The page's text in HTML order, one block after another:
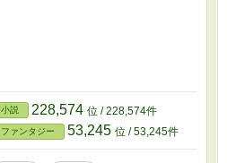
小説 228,574 位 / 228,574件
ファンタジー 53,245 位 / 53,245件